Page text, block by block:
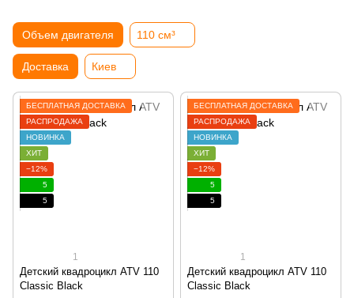
Объем двигателя 110 см³
Доставка Киев
БЕСПЛАТНАЯ ДОСТАВКА
РАСПРОДАЖА
НОВИНКА
ХИТ
−12%
5
5
1
Детский квадроцикл ATV 110
Classic Black
БЕСПЛАТНАЯ ДОСТАВКА
РАСПРОДАЖА
НОВИНКА
ХИТ
−12%
5
5
1
Детский квадроцикл ATV 110
Classic Black